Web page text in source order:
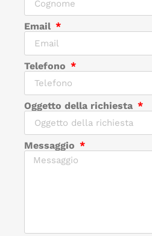
Email
Telefono
Oggetto della richiesta
Messaggio